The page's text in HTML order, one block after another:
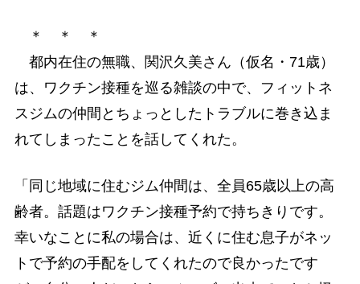
＊ ＊ ＊
都内在住の無職、関沢久美さん（仮名・71歳）
は、ワクチン接種を巡る雑談の中で、フィットネ
スジムの仲間とちょっとしたトラブルに巻き込ま
れてしまったことを話してくれた。
「同じ地域に住むジム仲間は、全員65歳以上の高
齢者。話題はワクチン接種予約で持ちきりです。
幸いなことに私の場合は、近くに住む息子がネッ
トで予約の手配をしてくれたので良かったです